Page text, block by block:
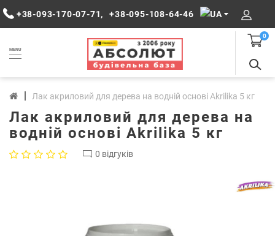
+38-093-170-07-71, +38-095-108-64-46
MENU
0
Лак акриловий для дерева на водній основі Akrilika 5 кг
Лак акриловий для дерева на
водній основі Akrilika 5 кг
0 відгуків